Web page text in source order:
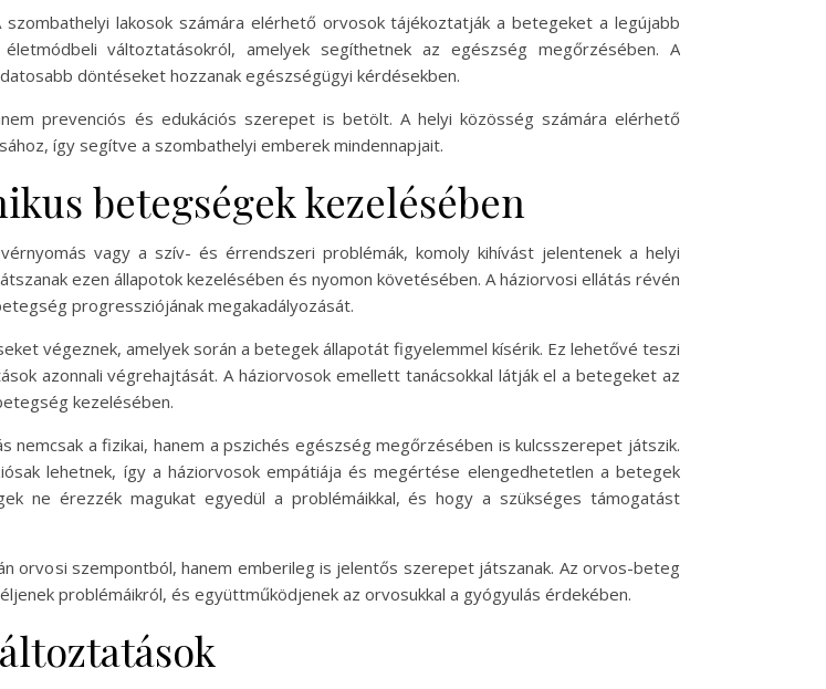
lakosok számára elérhető orvosok tájékoztatják a betegeket a legújabb
változtatásokról, amelyek segíthetnek az egészség megőrzésében. A
döntéseket hozzanak egészségügyi kérdésekben.
prevenciós és edukációs szerepet is betölt. A helyi közösség számára elérhető
így segítve a szombathelyi emberek mindennapjait.
betegségek kezelésében
vagy a szív- és érrendszeri problémák, komoly kihívást jelentenek a helyi
ezen állapotok kezelésében és nyomon követésében. A háziorvosi ellátás révén
progressziójának megakadályozását.
végeznek, amelyek során a betegek állapotát figyelemmel kísérik. Ez lehetővé teszi
azonnali végrehajtását. A háziorvosok emellett tanácsokkal látják el a betegeket az
kezelésében.
a fizikai, hanem a pszichés egészség megőrzésében is kulcsszerepet játszik.
lehetnek, így a háziorvosok empátiája és megértése elengedhetetlen a betegek
ne érezzék magukat egyedül a problémáikkal, és hogy a szükséges támogatást
orvosi szempontból, hanem emberileg is jelentős szerepet játszanak. Az orvos-beteg
problémáikról, és együttműködjenek az orvosukkal a gyógyulás érdekében.